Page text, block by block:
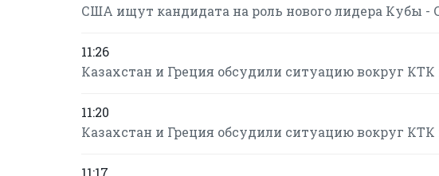
США ищут кандидата на роль нового лидера Кубы -
11:26
Казахстан и Греция обсудили ситуацию вокруг
11:20
Казахстан и Греция обсудили ситуацию вокруг
11:17